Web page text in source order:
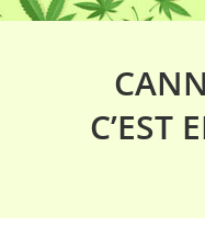
C’EST